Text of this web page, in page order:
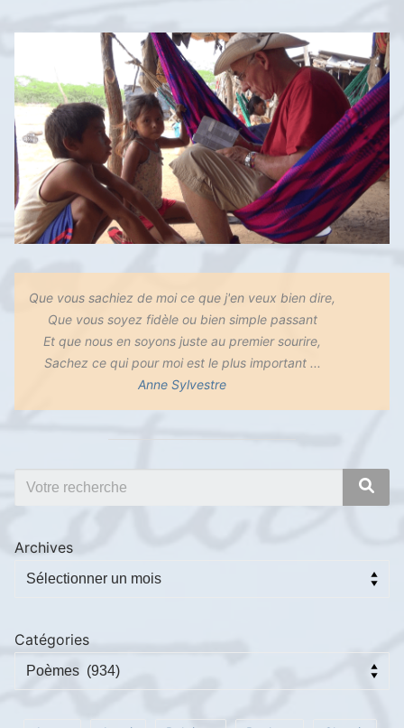
Que vous sachiez de moi ce que j'en veux bien dire,
Que vous soyez fidèle ou bien simple passant
Et que nous en soyons juste au premier sourire,
Sachez ce qui pour moi est le plus important ...
Anne Sylvestre
Archives
Catégories